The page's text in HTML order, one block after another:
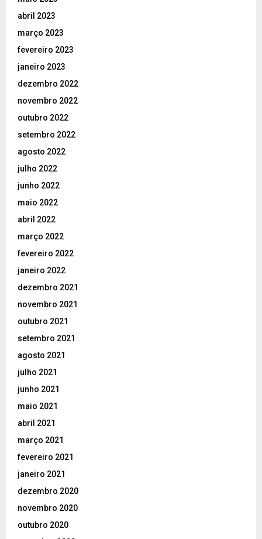
abril 2023
março 2023
fevereiro 2023
janeiro 2023
dezembro 2022
novembro 2022
outubro 2022
setembro 2022
agosto 2022
julho 2022
junho 2022
maio 2022
abril 2022
março 2022
fevereiro 2022
janeiro 2022
dezembro 2021
novembro 2021
outubro 2021
setembro 2021
agosto 2021
julho 2021
junho 2021
maio 2021
abril 2021
março 2021
fevereiro 2021
janeiro 2021
dezembro 2020
novembro 2020
outubro 2020